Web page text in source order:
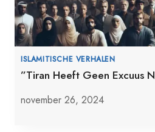
ISLAMITISCHE VERHALEN
”Tiran Heeft Geen Excuus
november 26, 2024